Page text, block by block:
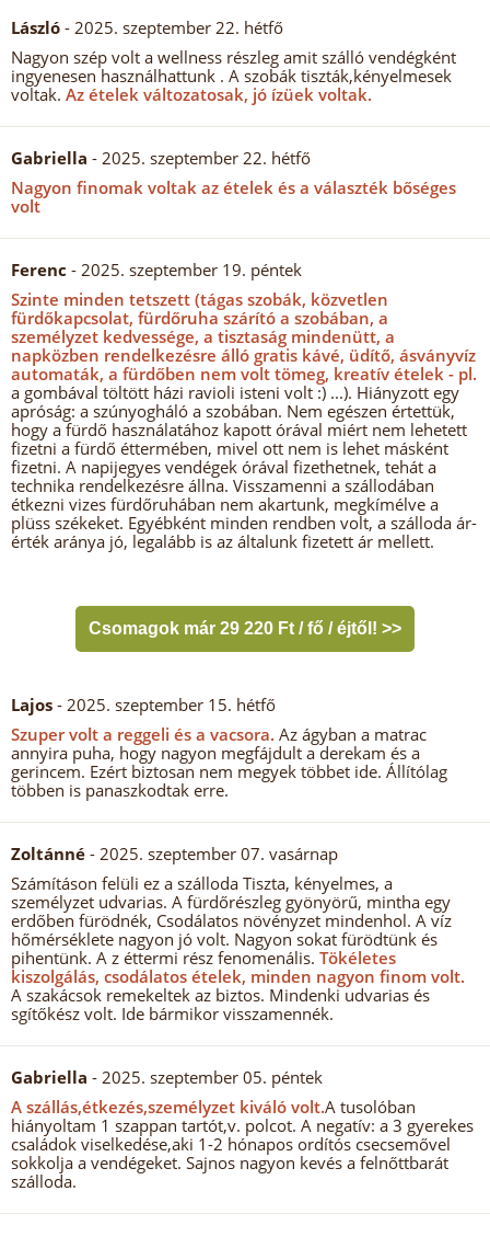
László - 2025. szeptember 22. hétfő
Nagyon szép volt a wellness részleg amit szálló vendégként
ingyenesen használhattunk . A szobák tiszták,kényelmesek
voltak. Az ételek változatosak, jó ízüek voltak.
Gabriella - 2025. szeptember 22. hétfő
Nagyon finomak voltak az ételek és a választék bőséges
volt
Ferenc - 2025. szeptember 19. péntek
Szinte minden tetszett (tágas szobák, közvetlen
fürdőkapcsolat, fürdőruha szárító a szobában, a
személyzet kedvessége, a tisztaság mindenütt, a
napközben rendelkezésre álló gratis kávé, üdítő, ásványvíz
automaták, a fürdőben nem volt tömeg, kreatív ételek - pl.
a gombával töltött házi ravioli isteni volt :) ...). Hiányzott egy
apróság: a szúnyogháló a szobában. Nem egészen értettük,
hogy a fürdő használatához kapott órával miért nem lehetett
fizetni a fürdő éttermében, mivel ott nem is lehet másként
fizetni. A napijegyes vendégek órával fizethetnek, tehát a
technika rendelkezésre állna. Visszamenni a szállodában
étkezni vizes fürdőruhában nem akartunk, megkímélve a
plüss székeket. Egyébként minden rendben volt, a szálloda ár-
érték aránya jó, legalább is az általunk fizetett ár mellett.
Csomagok már 29 220 Ft / fő / éjtől! >>
Lajos - 2025. szeptember 15. hétfő
Szuper volt a reggeli és a vacsora. Az ágyban a matrac
annyira puha, hogy nagyon megfájdult a derekam és a
gerincem. Ezért biztosan nem megyek többet ide. Állítólag
többen is panaszkodtak erre.
Zoltánné - 2025. szeptember 07. vasárnap
Számításon felüli ez a szálloda Tiszta, kényelmes, a
személyzet udvarias. A fürdőrészleg gyönyörű, mintha egy
erdőben fürödnék, Csodálatos növényzet mindenhol. A víz
hőmérséklete nagyon jó volt. Nagyon sokat fürödtünk és
pihentünk. A z éttermi rész fenomenális. Tökéletes
kiszolgálás, csodálatos ételek, minden nagyon finom volt.
A szakácsok remekeltek az biztos. Mindenki udvarias és
sgítőkész volt. Ide bármikor visszamennék.
Gabriella - 2025. szeptember 05. péntek
A szállás,étkezés,személyzet kiváló volt.A tusolóban
hiányoltam 1 szappan tartót,v. polcot. A negatív: a 3 gyerekes
családok viselkedése,aki 1-2 hónapos ordítós csecsemővel
sokkolja a vendégeket. Sajnos nagyon kevés a felnőttbarát
szálloda.